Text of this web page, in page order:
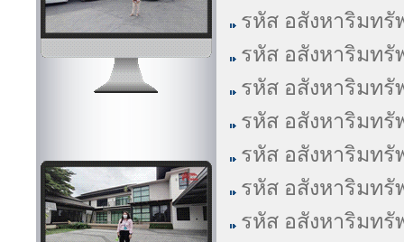
รหัส อสังหาริมทรั
รหัส อสังหาริมทรั
รหัส อสังหาริมทรั
รหัส อสังหาริมทรั
รหัส อสังหาริมทรั
รหัส อสังหาริมทรั
รหัส อสังหาริมทรั